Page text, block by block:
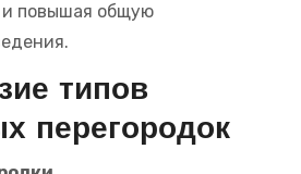
и повышая общую
типов
перегородок